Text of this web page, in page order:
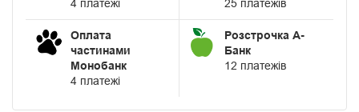
4 платежі
25 платежів
Оплата
частинами
Монобанк
4 платежі
Розстрочка А-
Банк
12 платежів